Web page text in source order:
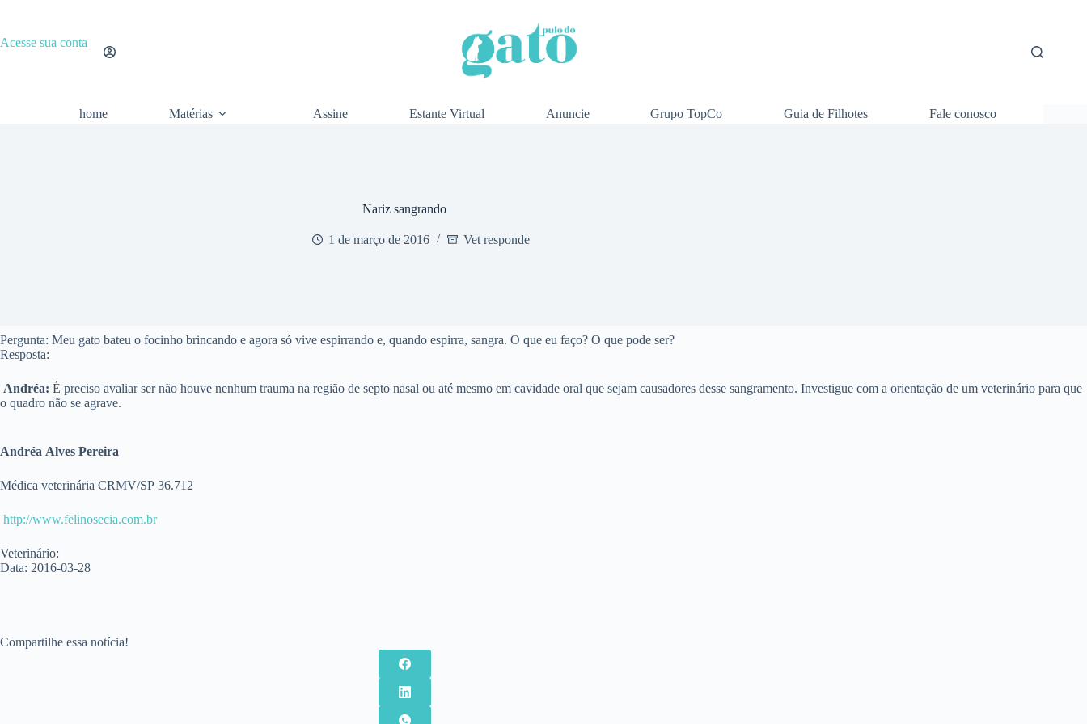
o
conteúdo
Acesse sua conta
home Matérias Assine Estante Virtual Anuncie Grupo TopCo Guia de Filhotes Fale conosco
Nariz sangrando
1 de março de 2016 Vet responde
Pergunta: Meu gato bateu o focinho brincando e agora só vive espirrando e, quando espirra, sangra. O que eu faço? O que pode ser?
Resposta:
Andréa: É preciso avaliar ser não houve nenhum trauma na região de septo nasal ou até mesmo em cavidade oral que sejam causadores desse sangramento. Investigue com a orientação de um veterinário para que
o quadro não se agrave.
Andréa Alves Pereira
Médica veterinária CRMV/SP 36.712
http://www.felinosecia.com.br
Veterinário:
Data: 2016-03-28
Compartilhe essa notícia!